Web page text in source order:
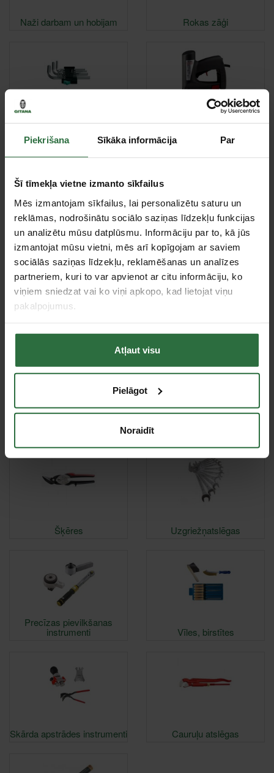
Piekrišana Sīkāka informācija Par
Šī tīmekļa vietne izmanto sīkfailus
Mēs izmantojam sīkfailus, lai personalizētu saturu un
reklāmas, nodrošinātu sociālo saziņas līdzekļu funkcijas
un analizētu mūsu datplūsmu. Informāciju par to, kā jūs
izmantojat mūsu vietni, mēs arī kopīgojam ar saviem
sociālās saziņas līdzekļu, reklamēšanas un analīzes
partneriem, kuri to var apvienot ar citu informāciju, ko
viņiem sniedzat vai ko viņi apkopo, kad lietojat viņu
pakalpojumus.
Atļaut visu
Pielāgot
Noraidīt
Naži darbam un hobijam Rokas zāģi
Seškanšu L formas atslēgas Skavu pistoles
Prožektori, gaismekļi Skrūvgrieži
Šķēres Uzgriežņatslēgas
Precīzas pievilkšanas
instrumenti Vīles, birstītes
Skārda apstrādes instrumenti Cauruļu atslēgas